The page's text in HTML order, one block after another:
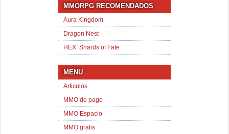
MMORPG RECOMENDADOS
Aura Kingdom
Dragon Nest
HEX: Shards of Fate
MENU
Articulos
MMO de pago
MMO Espacio
MMO gratis